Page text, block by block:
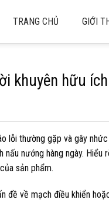
TRANG CHỦ GIỚI
khuyên hữu
lỗi thường gặp và gây
nướng hàng ngày. Hiểu
sản phẩm.
đề về mạch điều khiển